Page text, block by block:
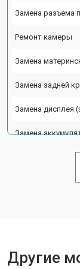
Замена разъема
Ремонт камеры
Замена
Замена задней
Замена дисплея
Замена
Ремонт цепи
Другие